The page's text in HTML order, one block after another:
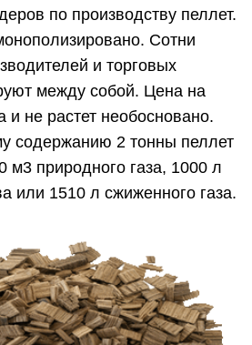
по производству пеллет.
Сотни
и торговых
между собой. Цена на
и не растет необосновано.
содержанию 2 тонны пеллет
м3 природного газа, 1000 л
или 1510 л сжиженного газа.